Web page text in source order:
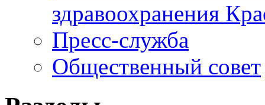
здравоохранения
Пресс-служба
Общественный совет